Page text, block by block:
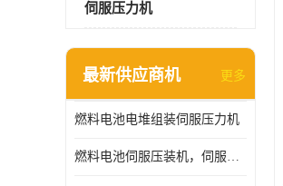
伺服压力机
最新供应商机 更多
燃料电池电堆组装伺服压力机
燃料电池伺服压装机，伺服压力机型号齐全